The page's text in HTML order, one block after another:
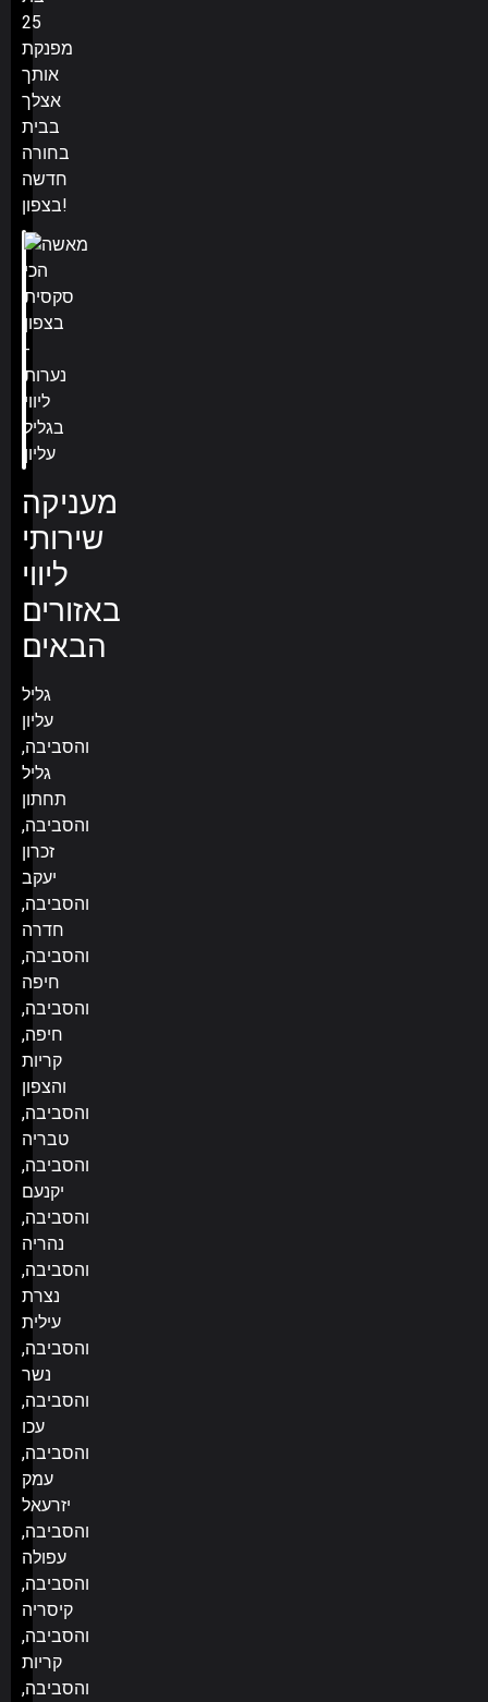
25
מפנקת
אותך
אצלך
בבית
בחורה
חדשה
בצפון!
מעניקה
שירותי
ליווי
באזורים
הבאים
גליל
עליון
והסביבה,
גליל
תחתון
והסביבה,
זכרון
יעקב
והסביבה,
חדרה
והסביבה,
חיפה
והסביבה,
חיפה,
קריות
והצפון
והסביבה,
טבריה
והסביבה,
יקנעם
והסביבה,
נהריה
והסביבה,
נצרת
עילית
והסביבה,
נשר
והסביבה,
עכו
והסביבה,
עמק
יזרעאל
והסביבה,
עפולה
והסביבה,
קיסריה
והסביבה,
קריות
והסביבה,